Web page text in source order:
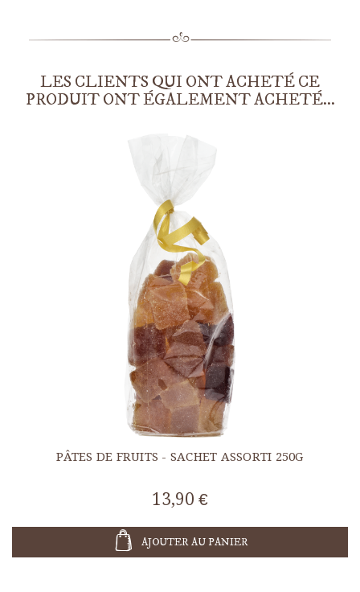
LES CLIENTS QUI ONT ACHETÉ CE
PRODUIT ONT ÉGALEMENT ACHETÉ...
PÂTES DE FRUITS - SACHET ASSORTI 250G
13,90 €
AJOUTER AU PANIER